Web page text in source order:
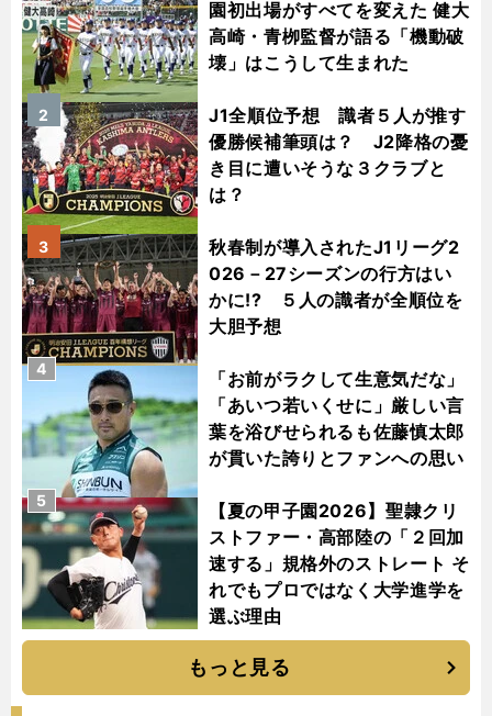
園初出場がすべてを変えた 健大
高崎・青栁監督が語る「機動破
壊」はこうして生まれた
J1全順位予想 識者５人が推す
優勝候補筆頭は？ J2降格の憂
き目に遭いそうな３クラブと
は？
2
秋春制が導入されたJ1リーグ2
026－27シーズンの行方はい
かに!? ５人の識者が全順位を
大胆予想
3
「お前がラクして生意気だな」
「あいつ若いくせに」厳しい言
葉を浴びせられるも佐藤慎太郎
が貫いた誇りとファンへの思い
4
【夏の甲子園2026】聖隷クリ
ストファー・高部陸の「２回加
速する」規格外のストレート そ
れでもプロではなく大学進学を
選ぶ理由
5
もっと見る